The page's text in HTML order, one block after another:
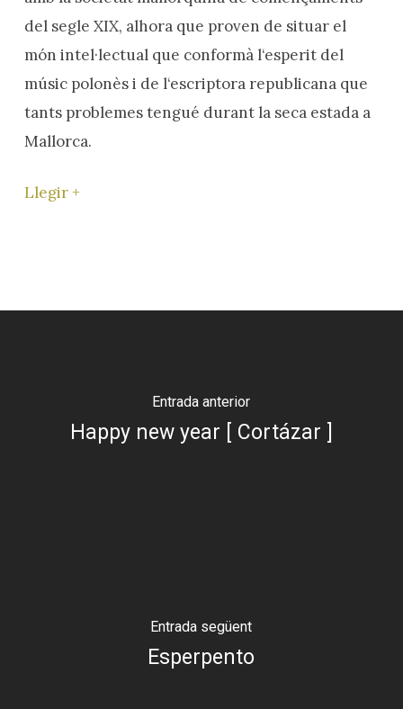
del segle XIX, alhora que proven de situar el
món intel·lectual que conformà l‘esperit del
músic polonès i de l‘escriptora republicana que
tants problemes tengué durant la seca estada a
Mallorca.
Llegir +
Entrada anterior
Happy new year [ Cortázar ]
Entrada següent
Esperpento